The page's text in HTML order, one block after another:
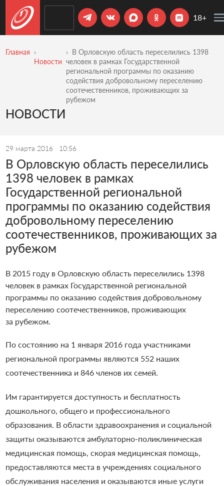
18+
Главная
Новости
В Орловскую область переселились 1398
человек в рамках Государственной
региональной программы по оказанию
содействия добровольному переселению
соотечественников, проживающих за
рубежом
НОВОСТИ
29 марта 2016 10:56
В Орловскую область переселились
1398 человек в рамках
Государственной региональной
программы по оказанию содействия
добровольному переселению
соотечественников, проживающих за
рубежом
В 2015 году в Орловскую область переселились 1398
человек в рамках Государственной региональной
программы по оказанию содействия добровольному
переселению соотечественников, проживающих
за рубежом.
По состоянию на 1 января 2016 года участниками
региональной программы являются 552 наших
соотечественника и 846 членов их семей.
Им гарантируется доступность и бесплатность
дошкольного, общего и профессионального
образования. В области здравоохранения и социальной
защиты оказываются амбулаторно-поликлиническая
медицинская помощь, скорая медицинская помощь,
предоставляются места в учреждениях социального
обслуживания населения и оказываются иные услуги